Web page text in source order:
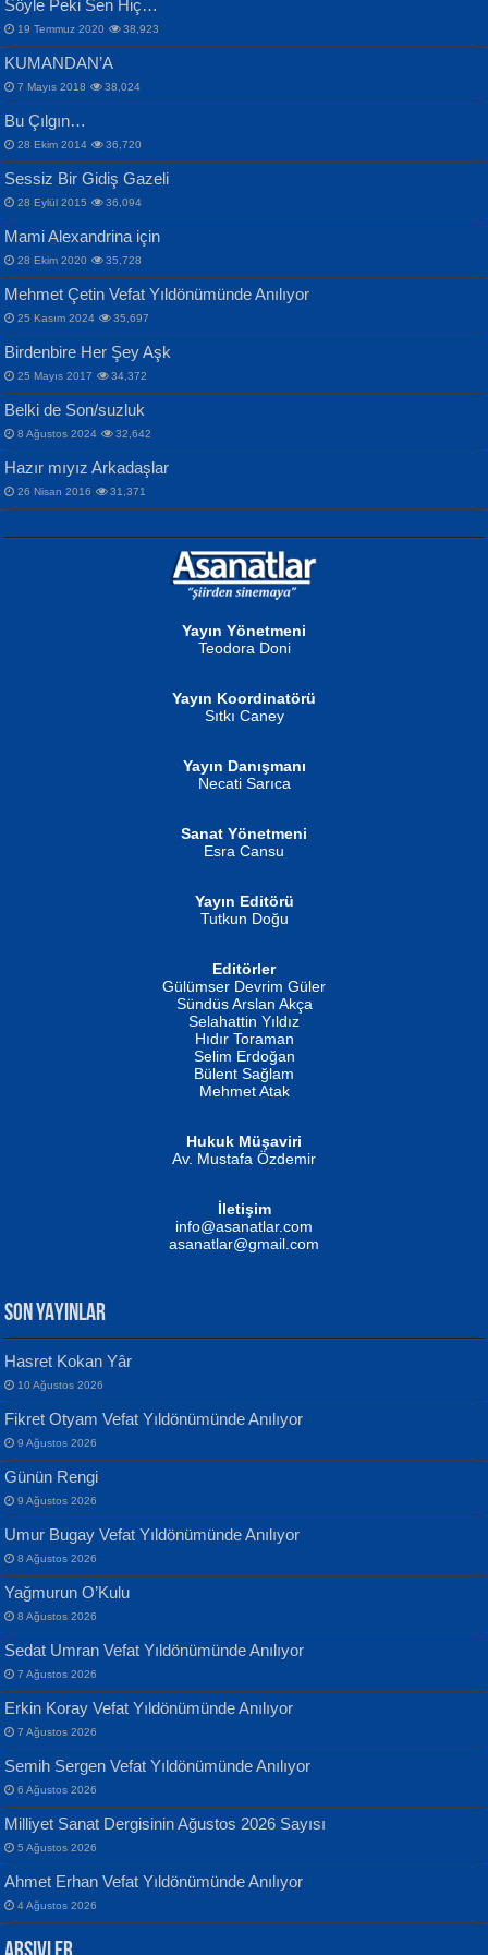
İPEK ACAR SERT
Gazze’nin Şecaati, Ümmetin İmtihanı...
MAHMUT GÜRBÜZ
İbrahim Olmak ve Bitirebilmek...
NURAN KÖSE BAYDAR
İSMAİL OKUTAN
Erkeklerin Kahrolması Ne Demektir
MUSTAFA KELOĞLU
Yarına İz Bırakmak...
ATİLLA ÖZEN
Sultan Olmadan Önce Eyüp...
EKREM KARABABA
Yaralı Şiir...
Selahattin Yıldız
İdrakimle Üşürken...
Songül Özel
Mahzen...
Ben Deniz Değilim ki...
Evvel Zaman Tanrıçası...
Yılmaz Ekinci
Geceye Söylenen...
Banu Sancak
Defterimden İçeri...
İsmail Aydos
İnkisar...
ERDEM BAYAZIT
Sana, Bana, Vatanıma, Ülkemin
İnsanlarına Dair...
NAZIM HİKMET RAN
Bir Cezaevinde, Tecritteki Adamın
Mektupları...
Söyle Peki Sen Hiç…
19 Temmuz 2020 38,923
KUMANDAN’A
7 Mayıs 2018 38,024
Bu Çılgın…
28 Ekim 2014 36,720
Sessiz Bir Gidiş Gazeli
28 Eylül 2015 36,094
Mami Alexandrina için
28 Ekim 2020 35,728
Mehmet Çetin Vefat Yıldönümünde Anılıyor
25 Kasım 2024 35,697
Birdenbire Her Şey Aşk
25 Mayıs 2017 34,372
Belki de Son/suzluk
8 Ağustos 2024 32,642
Hazır mıyız Arkadaşlar
26 Nisan 2016 31,371
Yayın Yönetmeni
Teodora Doni
Yayın Koordinatörü
Sıtkı Caney
Yayın Danışmanı
Necati Sarıca
Sanat Yönetmeni
Esra Cansu
Yayın Editörü
Tutkun Doğu
Editörler
Gülümser Devrim Güler
Sündüs Arslan Akça
Selahattin Yıldız
Hıdır Toraman
Selim Erdoğan
Bülent Sağlam
Mehmet Atak
Hukuk Müşaviri
Av. Mustafa Özdemir
İletişim
info@asanatlar.com
asanatlar@gmail.com
SON YAYINLAR
Hasret Kokan Yâr
10 Ağustos 2026
Fikret Otyam Vefat Yıldönümünde Anılıyor
9 Ağustos 2026
Günün Rengi
9 Ağustos 2026
Umur Bugay Vefat Yıldönümünde Anılıyor
8 Ağustos 2026
Yağmurun O’Kulu
8 Ağustos 2026
Sedat Umran Vefat Yıldönümünde Anılıyor
7 Ağustos 2026
Erkin Koray Vefat Yıldönümünde Anılıyor
7 Ağustos 2026
Semih Sergen Vefat Yıldönümünde Anılıyor
6 Ağustos 2026
Milliyet Sanat Dergisinin Ağustos 2026 Sayısı
5 Ağustos 2026
Ahmet Erhan Vefat Yıldönümünde Anılıyor
4 Ağustos 2026